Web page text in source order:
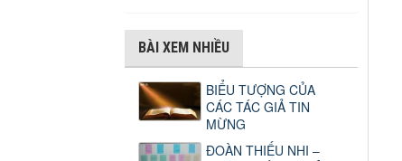
BÀI XEM NHIỀU
BIỂU TƯỢNG CỦA
CÁC TÁC GIẢ TIN
MỪNG
ĐOÀN THIẾU NHI –